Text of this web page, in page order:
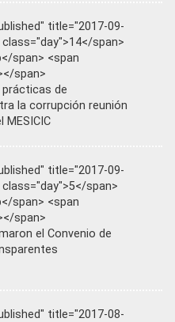
title="2017-09-
span>
span> <span
span>
prácticas de
la corrupción reunión
title="2017-09-
span>
span> <span
span>
el Convenio de
title="2017-08-